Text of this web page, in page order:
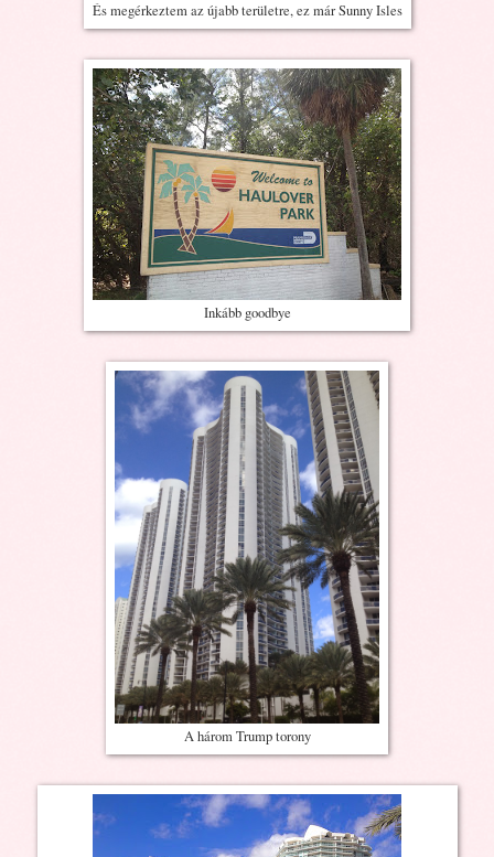
És megérkeztem az újabb területre, ez már Sunny Isles
Inkább goodbye
A három Trump torony